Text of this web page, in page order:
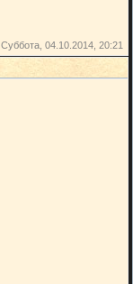
Суббота, 04.10.2014, 20:21